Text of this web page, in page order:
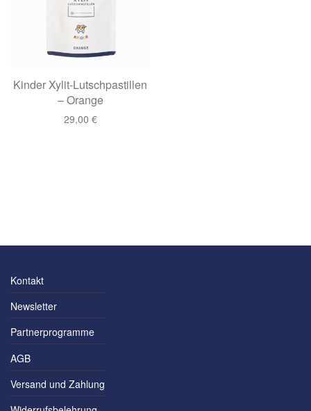
Kinder Xylit-Lutschpastillen
– Orange
29,00 €
Kontakt
Newsletter
Partnerprogramme
AGB
Versand und Zahlung